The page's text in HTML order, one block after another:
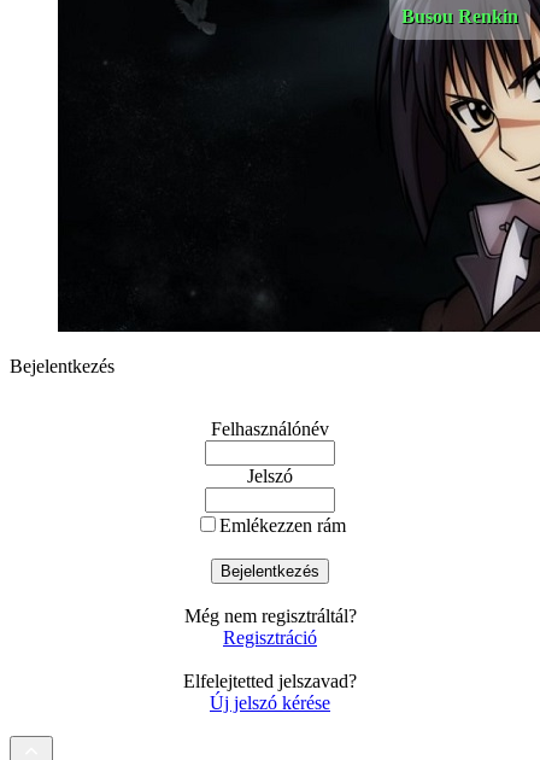
Busou Renkin
Bejelentkezés
Felhasználónév
Jelszó
Emlékezzen rám
Még nem regisztráltál?
Regisztráció
Elfelejtetted jelszavad?
Új jelszó kérése